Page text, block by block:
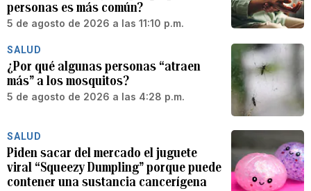
personas es más común?
5 de agosto de 2026 a las 11:10 p.m.
SALUD
¿Por qué algunas personas “atraen
más” a los mosquitos?
5 de agosto de 2026 a las 4:28 p.m.
SALUD
Piden sacar del mercado el juguete
viral “Squeezy Dumpling” porque puede
contener una sustancia cancerígena